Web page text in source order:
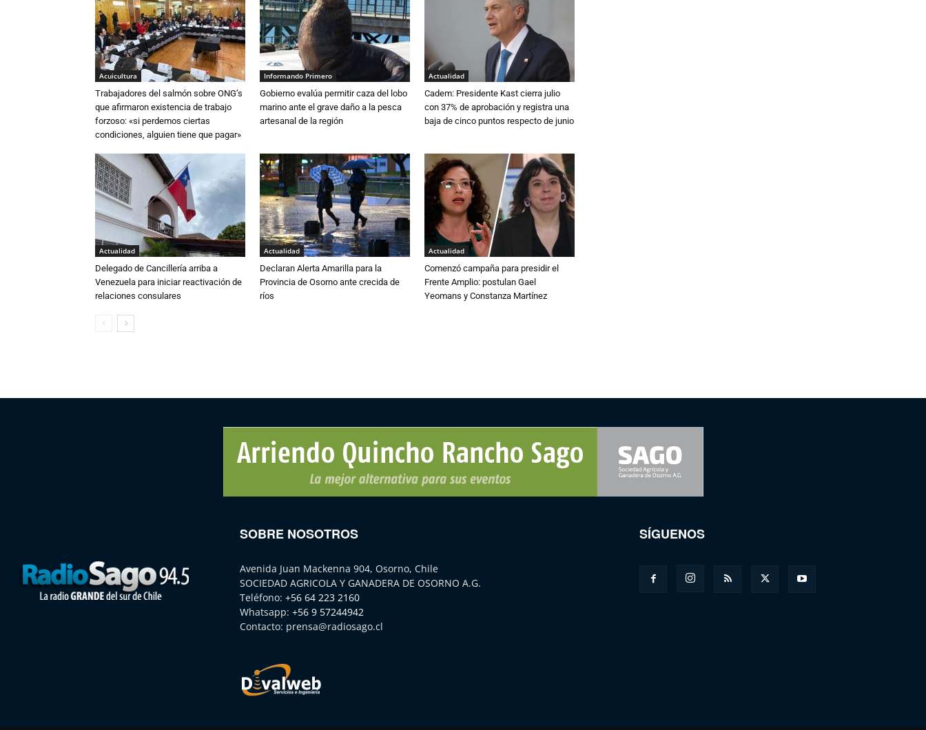
Acuicultura
Trabajadores del salmón sobre ONG’s
que afirmaron existencia de trabajo
forzoso: «si perdemos ciertas
condiciones, alguien tiene que pagar»
Informando Primero
Gobierno evalúa permitir caza del lobo
marino ante el grave daño a la pesca
artesanal de la región
Actualidad
Cadem: Presidente Kast cierra julio
con 37% de aprobación y registra una
baja de cinco puntos respecto de junio
Actualidad
Delegado de Cancillería arriba a
Venezuela para iniciar reactivación de
relaciones consulares
Actualidad
Declaran Alerta Amarilla para la
Provincia de Osorno ante crecida de
ríos
Actualidad
Comenzó campaña para presidir el
Frente Amplio: postulan Gael
Yeomans y Constanza Martínez
SOBRE NOSOTROS
Avenida Juan Mackenna 904, Osorno, Chile
SOCIEDAD AGRICOLA Y GANADERA DE OSORNO A.G.
Teléfono: +56 64 223 2160
Whatsapp: +56 9 57244942
Contacto: prensa@radiosago.cl
SÍGUENOS